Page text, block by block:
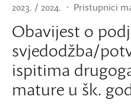
2023. / 2024. Pristupnici
Obavijest o
svjedodžba/
ispitima
mature u šk.